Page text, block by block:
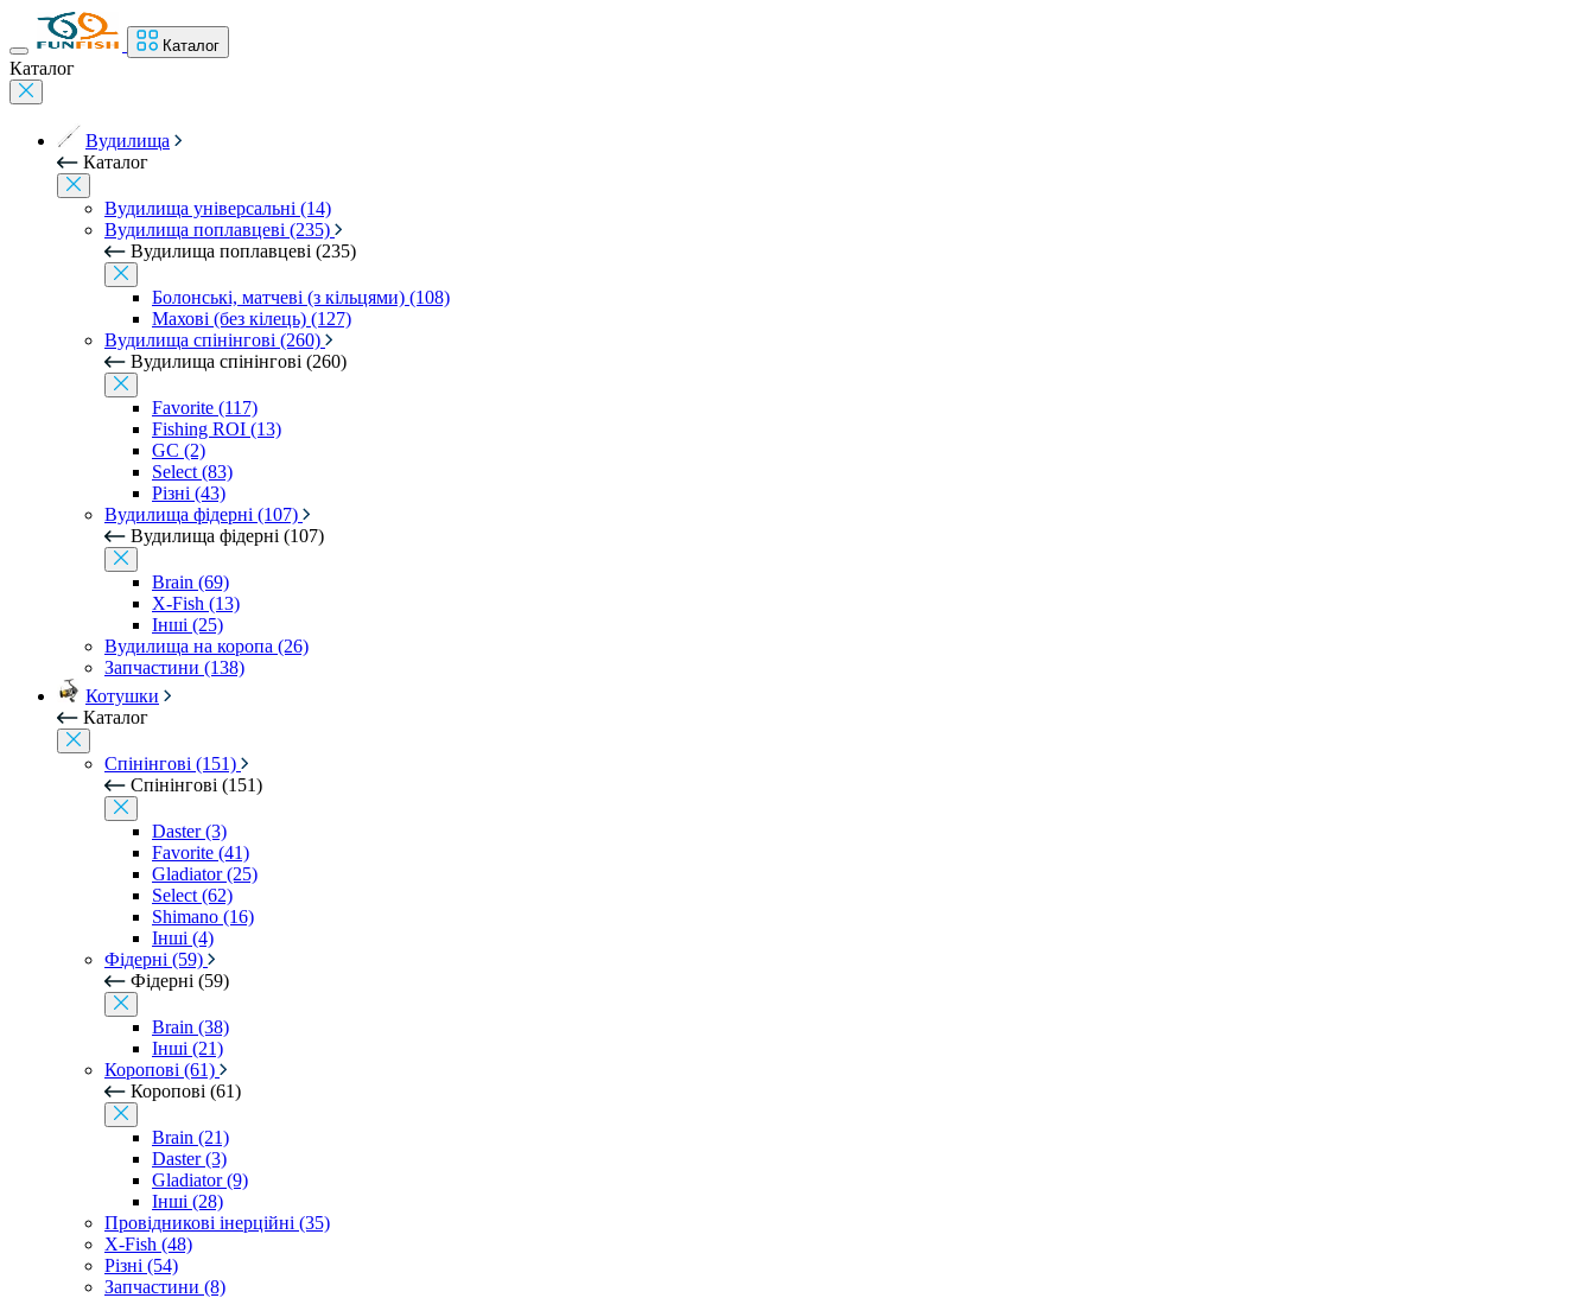
Каталог
Каталог
Вудилища
Каталог
Вудилища універсальні (14)
Вудилища поплавцеві (235)
Вудилища поплавцеві (235)
Болонські, матчеві (з кільцями) (108)
Махові (без кілець) (127)
Вудилища спінінгові (260)
Вудилища спінінгові (260)
Favorite (117)
Fishing ROI (13)
GC (2)
Select (83)
Різні (43)
Вудилища фідерні (107)
Вудилища фідерні (107)
Brain (69)
X-Fish (13)
Інші (25)
Вудилища на коропа (26)
Запчастини (138)
Котушки
Каталог
Спінінгові (151)
Спінінгові (151)
Daster (3)
Favorite (41)
Gladiator (25)
Select (62)
Shimano (16)
Інші (4)
Фідерні (59)
Фідерні (59)
Brain (38)
Інші (21)
Коропові (61)
Коропові (61)
Brain (21)
Daster (3)
Gladiator (9)
Інші (28)
Провідникові інерційні (35)
X-Fish (48)
Різні (54)
Запчастини (8)